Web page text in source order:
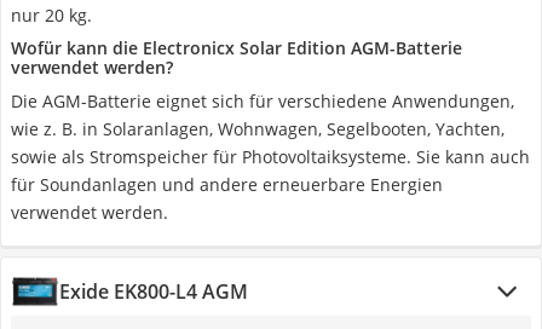
nur 20 kg.
Wofür kann die Electronicx Solar Edition AGM-Batterie
verwendet werden?
Die AGM-Batterie eignet sich für verschiedene Anwendungen,
wie z. B. in Solaranlagen, Wohnwagen, Segelbooten, Yachten,
sowie als Stromspeicher für Photovoltaiksysteme. Sie kann auch
für Soundanlagen und andere erneuerbare Energien
verwendet werden.
Exide EK800-L4 AGM